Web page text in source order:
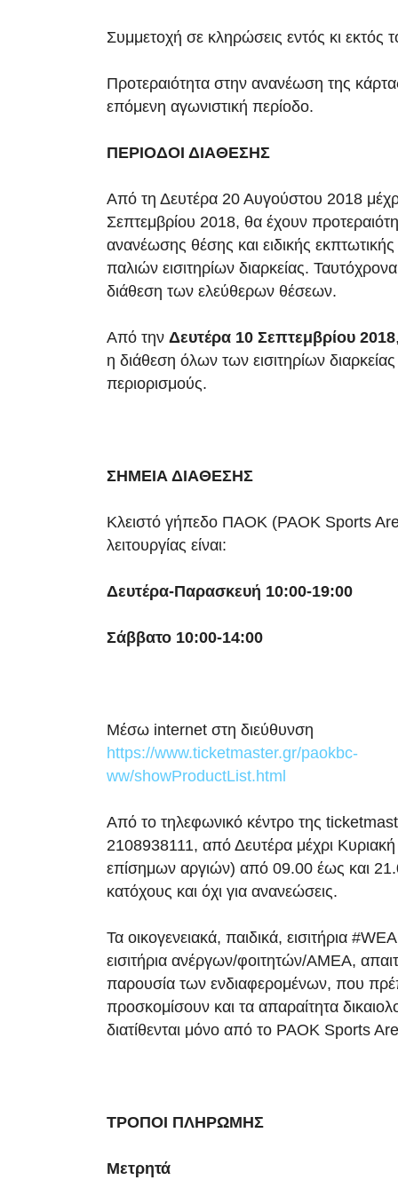
Συμμετοχή σε κληρώσεις εντός κι εκτός
Προτεραιότητα στην ανανέωση της
επόμενη αγωνιστική περίοδο.
ΠΕΡΙΟΔΟΙ ΔΙΑΘΕΣΗΣ
Από τη Δευτέρα 20 Αυγούστου 2018
Σεπτεμβρίου 2018, θα έχουν
ανανέωσης θέσης και ειδικής εκπτωτικής
παλιών εισιτηρίων διαρκείας.
διάθεση των ελεύθερων θέσεων.
Από την Δευτέρα 10 Σεπτεμβρίου 2018
η διάθεση όλων των εισιτηρίων
περιορισμούς.
ΣΗΜΕΙΑ ΔΙΑΘΕΣΗΣ
Κλειστό γήπεδο ΠΑΟΚ (PAOK Sports
λειτουργίας είναι:
Δευτέρα-Παρασκευή 10:00-19:00
Σάββατο 10:00-14:00
Μέσω internet στη διεύθυνση
https://www.ticketmaster.gr/paokbc-
ww/showProductList.html
Από το τηλεφωνικό κέντρο της
2108938111, από Δευτέρα μέχρι
επίσημων αργιών) από 09.00 έως και
κατόχους και όχι για ανανεώσεις.
Τα οικογενειακά, παιδικά, εισιτήρια
εισιτήρια ανέργων/φοιτητών/ΑΜΕΑ,
παρουσία των ενδιαφερομένων, που
προσκομίσουν και τα απαραίτητα
διατίθενται μόνο από το PAOK Sports
ΤΡΟΠΟΙ ΠΛΗΡΩΜΗΣ
Μετρητά